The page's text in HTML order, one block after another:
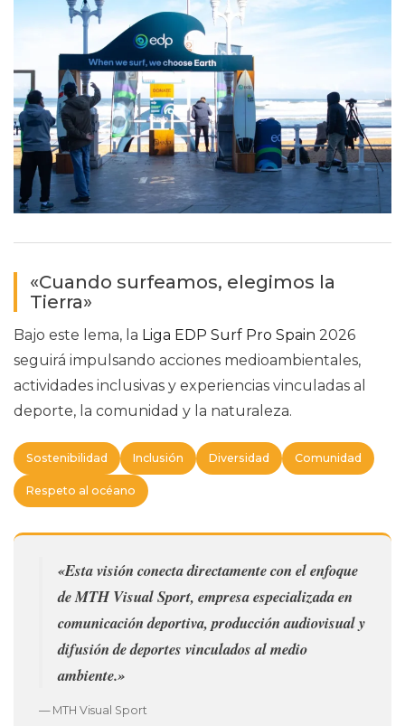
«Cuando surfeamos, elegimos la
Tierra»
Bajo este lema, la Liga EDP Surf Pro Spain 2026
seguirá impulsando acciones medioambientales,
actividades inclusivas y experiencias vinculadas al
deporte, la comunidad y la naturaleza.
Sostenibilidad Inclusión Diversidad Comunidad
Respeto al océano
«Esta visión conecta directamente con el enfoque
de MTH Visual Sport, empresa especializada en
comunicación deportiva, producción audiovisual y
difusión de deportes vinculados al medio
ambiente.»
— MTH Visual Sport